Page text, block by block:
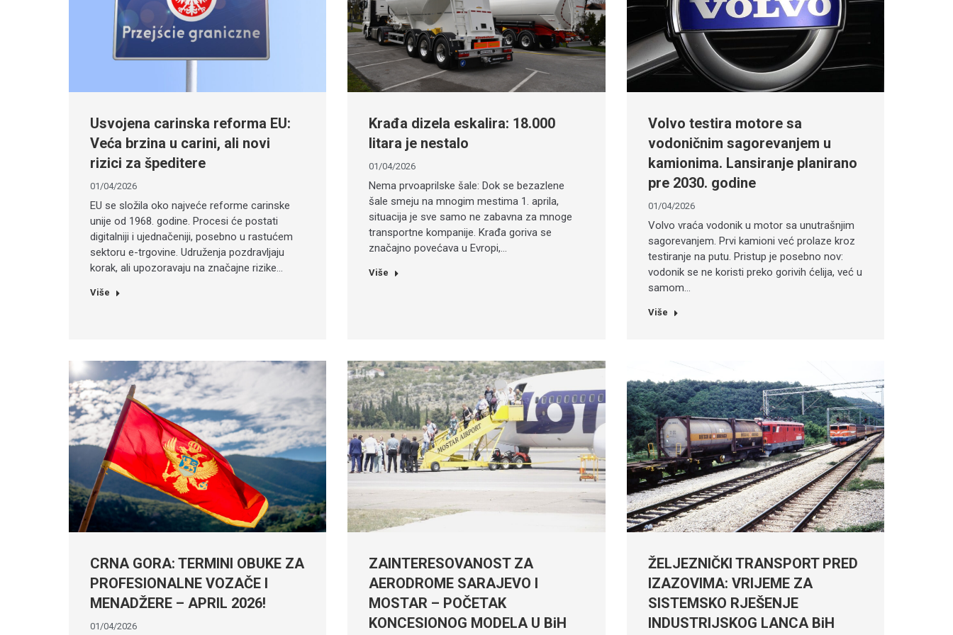
Usvojena carinska reforma EU:
Veća brzina u carini, ali novi
rizici za špeditere
01/04/2026
EU se složila oko najveće reforme carinske
unije od 1968. godine. Procesi će postati
digitalniji i ujednačeniji, posebno u rastućem
sektoru e-trgovine. Udruženja pozdravljaju
korak, ali upozoravaju na značajne rizike…
Više
Krađa dizela eskalira: 18.000
litara je nestalo
01/04/2026
Nema prvoaprilske šale: Dok se bezazlene
šale smeju na mnogim mestima 1. aprila,
situacija je sve samo ne zabavna za mnoge
transportne kompanije. Krađa goriva se
značajno povećava u Evropi,…
Više
Volvo testira motore sa
vodoničnim sagorevanjem u
kamionima. Lansiranje planirano
pre 2030. godine
01/04/2026
Volvo vraća vodonik u motor sa unutrašnjim
sagorevanjem. Prvi kamioni već prolaze kroz
testiranje na putu. Pristup je posebno nov:
vodonik se ne koristi preko gorivih ćelija, već u
samom…
Više
CRNA GORA: TERMINI OBUKE ZA
PROFESIONALNE VOZAČE I
MENADŽERE – APRIL 2026!
01/04/2026
ZAINTERESOVANOST ZA
AERODROME SARAJEVO I
MOSTAR – POČETAK
KONCESIONOG MODELA U BiH
ŽELJEZNIČKI TRANSPORT PRED
IZAZOVIMA: VRIJEME ZA
SISTEMSKO RJEŠENJE
INDUSTRIJSKOG LANCA BiH